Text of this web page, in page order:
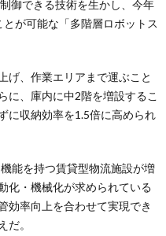
御できる技術を生かし、今年
が可能な「多階層ロボットス
げ、作業エリアまで運ぶこと
に、庫内に中2階を増設するこ
に収納効率を1.5倍に高められ
能を持つ賃貸型物流施設が増
化・機械化が求められている
効率向上を合わせて実現でき
だ。